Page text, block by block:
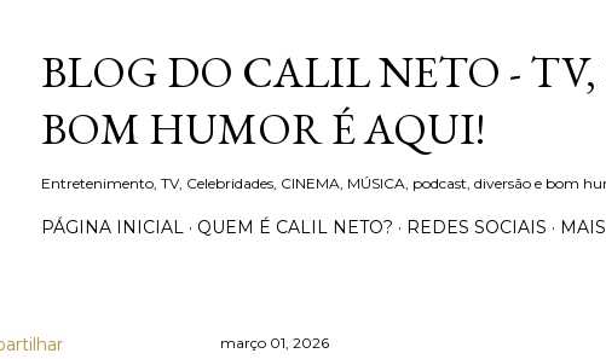
BLOG DO CALIL NETO - TV,
BOM HUMOR É AQUI!
Entretenimento, TV, Celebridades, CINEMA, MÚSICA, podcast, diversão e bom
PÁGINA INICIAL QUEM É CALIL NETO? REDES SOCIAIS
março 01, 2026